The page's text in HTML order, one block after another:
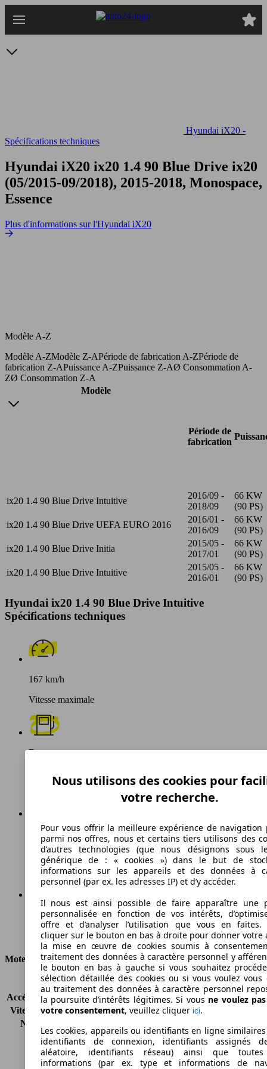
au
Hyundai iX20 -
Spécifications techniques
Hyundai iX20 ix20 1.4 90 Blue Drive ix20
(05/2015-09/2018), 2015-2018, Monospace,
Essence
Plus d'informations sur l'Hyundai iX20
Modèle A-Z
Modèle A-ZModèle Z-APériode de fabrication A-ZPériode de
fabrication Z-APuissance A-ZPuissance Z-AØ Consommation A-
ZØ Consommation Z-A
Modèle
Période de
fabrication
ix20 1.4 90 Blue Drive Intuitive
2016/09 -
2018/09
66 KW
(90 PS)
ix20 1.4 90 Blue Drive UEFA EURO 2016
2016/01 -
2016/09
66 KW
(90 PS)
ix20 1.4 90 Blue Drive Initia
2015/05 -
2017/01
66 KW
(90 PS)
ix20 1.4 90 Blue Drive Intuitive
2015/05 -
2016/01
66 KW
(90 PS)
Hyundai ix20 1.4 90 Blue Drive Intuitive
Spécifications techniques
167 km/h
Vitesse maximale
Essence
130 g/km
Émissions de CO2 (combinées)*
Ø 5.6 l/100km
Consommation
Moteur et Puissance
KW (CH)
66 kW (90 PS)
Accélération (0-100 km/h) 12.8s
Vitesse maximale (km/h) 167 km/h
Nombre de vitesses
Couple
137 nm
Cylindrée
1396 ccm
Carburant
Essence
Nous utilisons des cookies pour
votre recherche.
Pour vous offrir la meilleure expérience de navigation
parmi nos offres, nous et certains tiers utilisons des
d’autres technologies (que nous désignons sous
générique de : « cookies ») dans le but de
informations sur les appareils et des données à
personnel (par ex. les adresses IP) et d’y accéder.
Il nous est ainsi possible de faire apparaître une
personnalisée en fonction de vos intérêts,
offre et d’analyser l’utilisation que vous en faites.
cliquer sur le bouton en bas à droite pour donner votre
la mise en œuvre de cookies soumis à
traitement des données à caractère personnel y
le bouton en bas à gauche si vous souhaitez
sélection détaillée des cookies ou si vous voulez vous
au traitement des données à caractère personnel
la poursuite d’intérêts légitimes. Si vous ne voulez
votre consentement, veuillez cliquer ici.
Les cookies, appareils ou identifiants en ligne
identifiants de connexion, identifiants assignés
aléatoire, identifiants réseau) ainsi que
informations (par ex. type et informations de